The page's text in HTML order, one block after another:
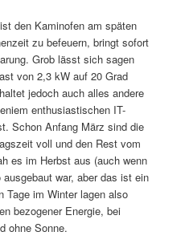
den Kaminofen am späten
zu befeuern, bringt sofort
Grob lässt sich sagen
von 2,3 kW auf 20 Grad
jedoch auch alles andere
enthusiastischen IT-
Schon Anfang März sind die
voll und den Rest vom
es im Herbst aus (auch wenn
war, aber das ist ein
Tage im Winter lagen also
bezogener Energie, bei
ohne Sonne.